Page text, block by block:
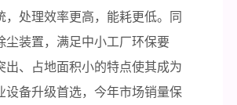
，处理效率更高，能耗更低。同
尘装置，满足中小工厂环保要
出、占地面积小的特点使其成为
设备升级首选，今年市场销量保